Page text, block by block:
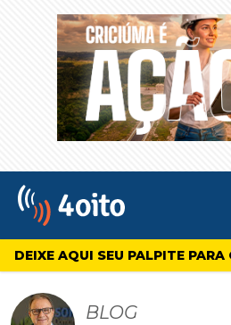
4oito
DEIXE AQUI SEU PALPITE
BLOG